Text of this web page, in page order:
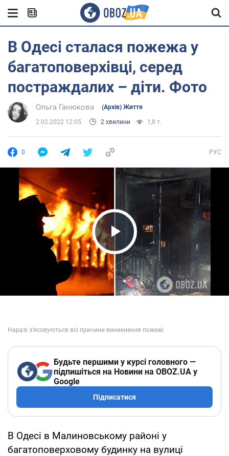
В Одесі сталася пожежа у
багатоповерхівці, серед
постраждалих – діти. Фото
Ольга Ганюкова (Архів) Життя
2.02.2022 12:05 2 хвилини 1,8 т.
0 РУС
Play Video
Будьте першими у курсі головного —
підпишіться на Новини на OBOZ.UA у
Google
Підписатися
В Одесі в Малиновському районі у
багатоповерховому будинку на вулиці